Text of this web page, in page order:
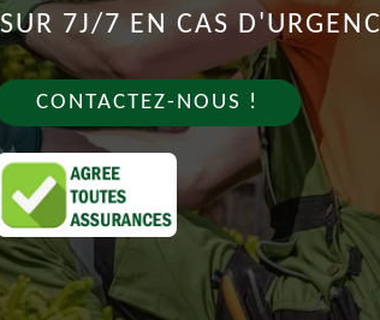
7J/7 EN CAS
CONTACTEZ-NOUS !